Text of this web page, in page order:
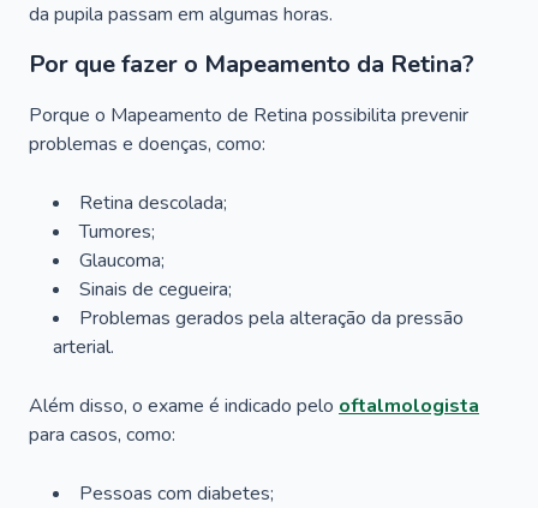
da pupila passam em algumas horas.
Por que fazer o Mapeamento da Retina?
Porque o Mapeamento de Retina possibilita prevenir
problemas e doenças, como:
Retina descolada;
Tumores;
Glaucoma;
Sinais de cegueira;
Problemas gerados pela alteração da pressão
arterial.
Além disso, o exame é indicado pelo oftalmologista
para casos, como:
Pessoas com diabetes;